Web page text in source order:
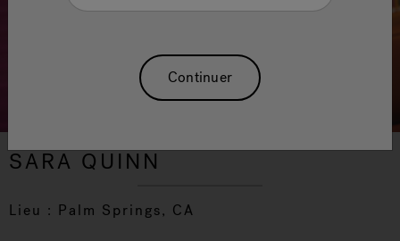
SARA QUINN
Lieu : Palm Springs, CA
Continuer